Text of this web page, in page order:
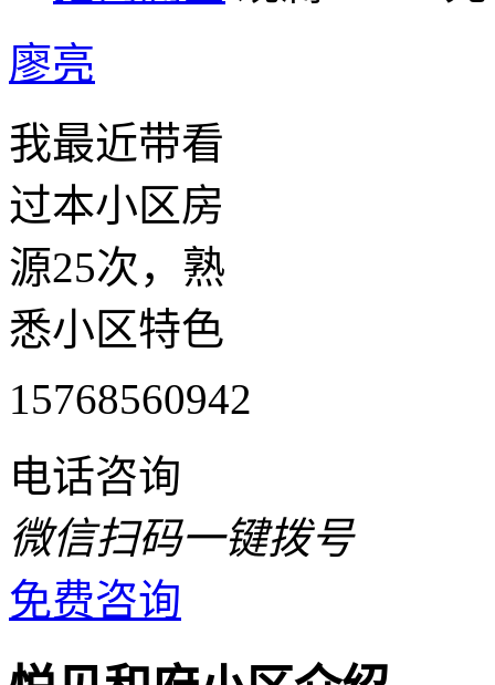
廖亮
我最近带看
过本小区房
源25次，熟
悉小区特色
15768560942
电话咨询
微信扫码一键拨号
免费咨询